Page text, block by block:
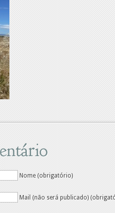
Nome (obrigatório)
Mail (não será publicado)